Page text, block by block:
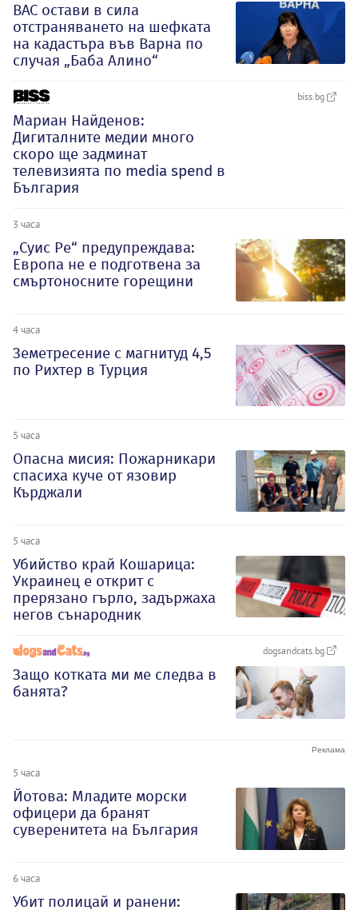
ВАС остави в сила
отстраняването на шефката
на кадастъра във Варна по
случая „Баба Алино“
biss.bg
Мариан Найденов:
Дигиталните медии много
скоро ще задминат
телевизията по media spend в
България
3 часа
„Суис Ре“ предупреждава:
Европа не е подготвена за
смъртоносните горещини
4 часа
Земетресение с магнитуд 4,5
по Рихтер в Турция
5 часа
Опасна мисия: Пожарникари
спасиха куче от язовир
Кърджали
5 часа
Убийство край Кошарица:
Украинец е открит с
прерязано гърло, задържаха
негов сънародник
dogsandcats.bg
Защо котката ми ме следва в
банята?
5 часа
Йотова: Младите морски
офицери да бранят
суверенитета на България
6 часа
Убит полицай и ранени: